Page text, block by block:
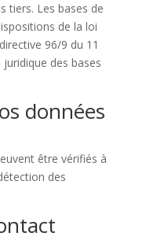
tiers. Les bases de
de la loi
96/9 du 11
des bases
données
être vérifiés à
des